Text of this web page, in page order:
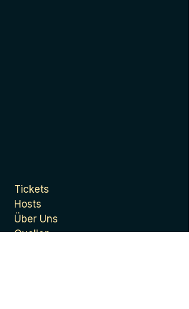
Tickets
Hosts
Über Uns
Quellen